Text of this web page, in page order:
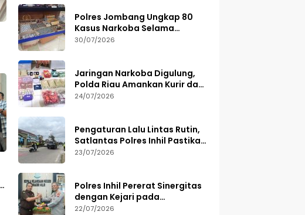
Polres Jombang Ungkap 80
Kasus Narkoba Selama
Semester I 2026, 113 Tersangka
30/07/2026
Jaringan Narkoba Digulung,
Polda Riau Amankan Kurir dan
Sita Barang Bukti Bernilai
24/07/2026
Pengaturan Lalu Lintas Rutin,
Satlantas Polres Inhil Pastikan
Arus Tetap Lancar
23/07/2026
Polres Inhil Pererat Sinergitas
dengan Kejari pada
Peringatan Hari Bakti
22/07/2026